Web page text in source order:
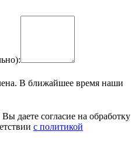
В ближайшее время наши
даете согласие на обработку
с политикой